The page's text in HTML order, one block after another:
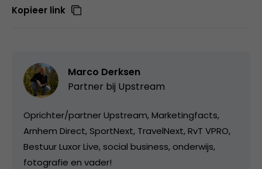
Kopieer link
Marco Derksen
Partner bij Upstream
Oprichter/partner Upstream, Marketingfacts,
Arnhem Direct, SportNext, TravelNext, RvT VPRO,
Bestuur Luxor Live, social business, onderwijs,
fotografie en vader!